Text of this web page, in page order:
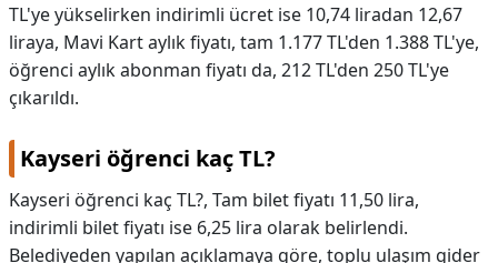
TL'ye yükselirken indirimli ücret ise 10,74 liradan 12,67
liraya, Mavi Kart aylık fiyatı, tam 1.177 TL'den 1.388 TL'ye,
öğrenci aylık abonman fiyatı da, 212 TL'den 250 TL'ye
çıkarıldı.
Kayseri öğrenci kaç TL?
Kayseri öğrenci kaç TL?, Tam bilet fiyatı 11,50 lira,
indirimli bilet fiyatı ise 6,25 lira olarak belirlendi.
Belediyeden yapılan açıklamaya göre, toplu ulaşım gider